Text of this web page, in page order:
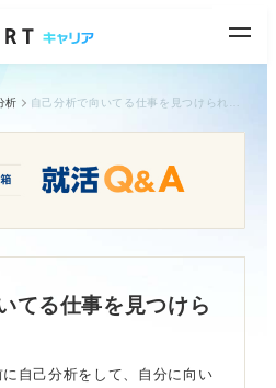
析
てる仕事を見つけら
自己分析をして、自分に向い